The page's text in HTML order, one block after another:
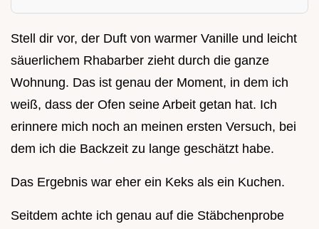
Stell dir vor, der Duft von warmer Vanille und leicht
säuerlichem Rhabarber zieht durch die ganze
Wohnung. Das ist genau der Moment, in dem ich
weiß, dass der Ofen seine Arbeit getan hat. Ich
erinnere mich noch an meinen ersten Versuch, bei
dem ich die Backzeit zu lange geschätzt habe.
Das Ergebnis war eher ein Keks als ein Kuchen.
Seitdem achte ich genau auf die Stäbchenprobe